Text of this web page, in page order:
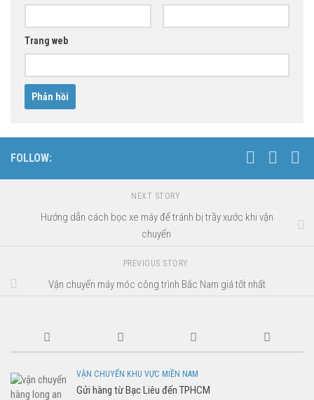
Trang web
FOLLOW:
NEXT STORY
Hướng dẫn cách bọc xe máy để tránh bị trầy xước khi vận
chuyển
PREVIOUS STORY
Vận chuyển máy móc công trình Bắc Nam giá tốt nhất
VẬN CHUYỂN KHU VỰC MIỀN NAM
Gửi hàng từ Bạc Liêu đến TPHCM